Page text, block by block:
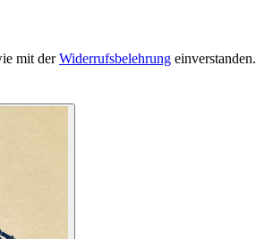
mit derWiderrufsbelehrung einverstanden.